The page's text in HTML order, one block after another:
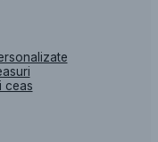
ceas